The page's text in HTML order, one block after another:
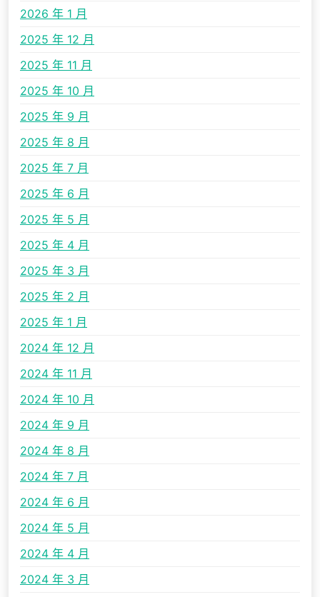
2026 年 1 月
2025 年 12 月
2025 年 11 月
2025 年 10 月
2025 年 9 月
2025 年 8 月
2025 年 7 月
2025 年 6 月
2025 年 5 月
2025 年 4 月
2025 年 3 月
2025 年 2 月
2025 年 1 月
2024 年 12 月
2024 年 11 月
2024 年 10 月
2024 年 9 月
2024 年 8 月
2024 年 7 月
2024 年 6 月
2024 年 5 月
2024 年 4 月
2024 年 3 月